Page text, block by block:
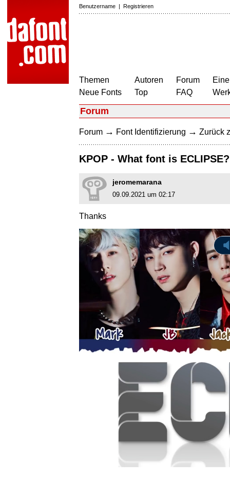
Benutzername | Registrieren
Themen
Neue Fonts
Autoren
Top
Forum
FAQ
Forum
Forum → Font Identifizierung → Zurück
KPOP - What font is
jeromemarana
09.09.2021 um 02:17
Thanks